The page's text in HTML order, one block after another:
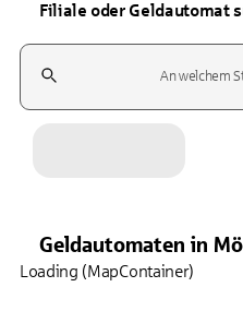
Filiale oder Geldautomat
Suchfeld
Geldautomaten in
Loading (MapContainer)